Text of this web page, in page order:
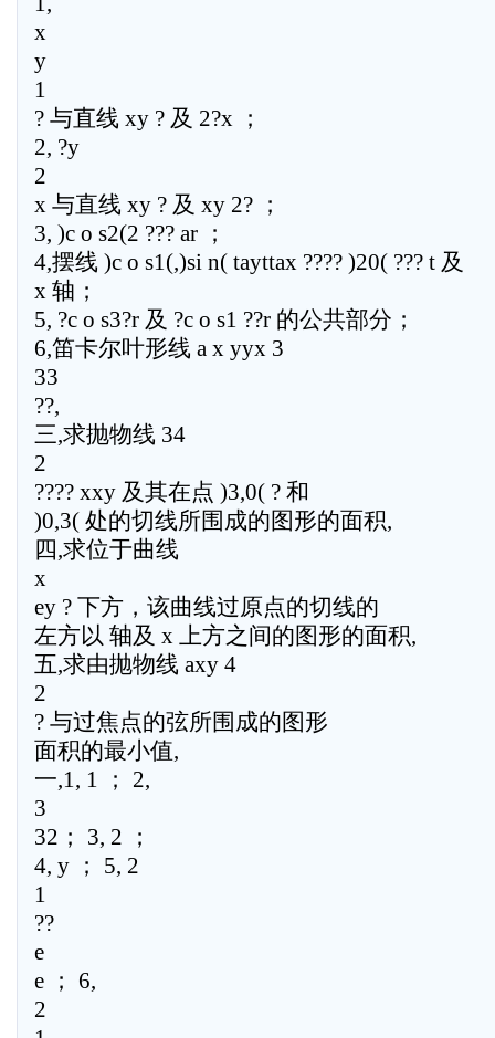
x
y
1
? 与直线 xy ? 及 2?x ；
2, ?y
2
x 与直线 xy ? 及 xy 2? ；
3, )c o s2(2 ??? ar ；
4,摆线 )c o s1(,)si n( tayttax ???? )20( ??? t 及
x 轴；
5, ?c o s3?r 及 ?c o s1 ??r 的公共部分；
6,笛卡尔叶形线 a x yyx 3
33
??,
三,求抛物线 34
2
???? xxy 及其在点 )3,0( ? 和
)0,3( 处的切线所围成的图形的面积,
四,求位于曲线
x
ey ? 下方，该曲线过原点的切线的
左方以 轴及 x 上方之间的图形的面积,
五,求由抛物线 axy 4
2
? 与过焦点的弦所围成的图形
面积的最小值,
一,1, 1 ； 2,
3
32； 3, 2 ；
4, y ； 5, 2
1
??
e
e ； 6,
2